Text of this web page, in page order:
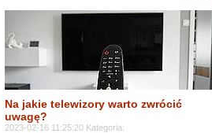
Na jakie telewizory warto zwrócić
uwagę?
2023-02-16 11:25:20 Kategoria: